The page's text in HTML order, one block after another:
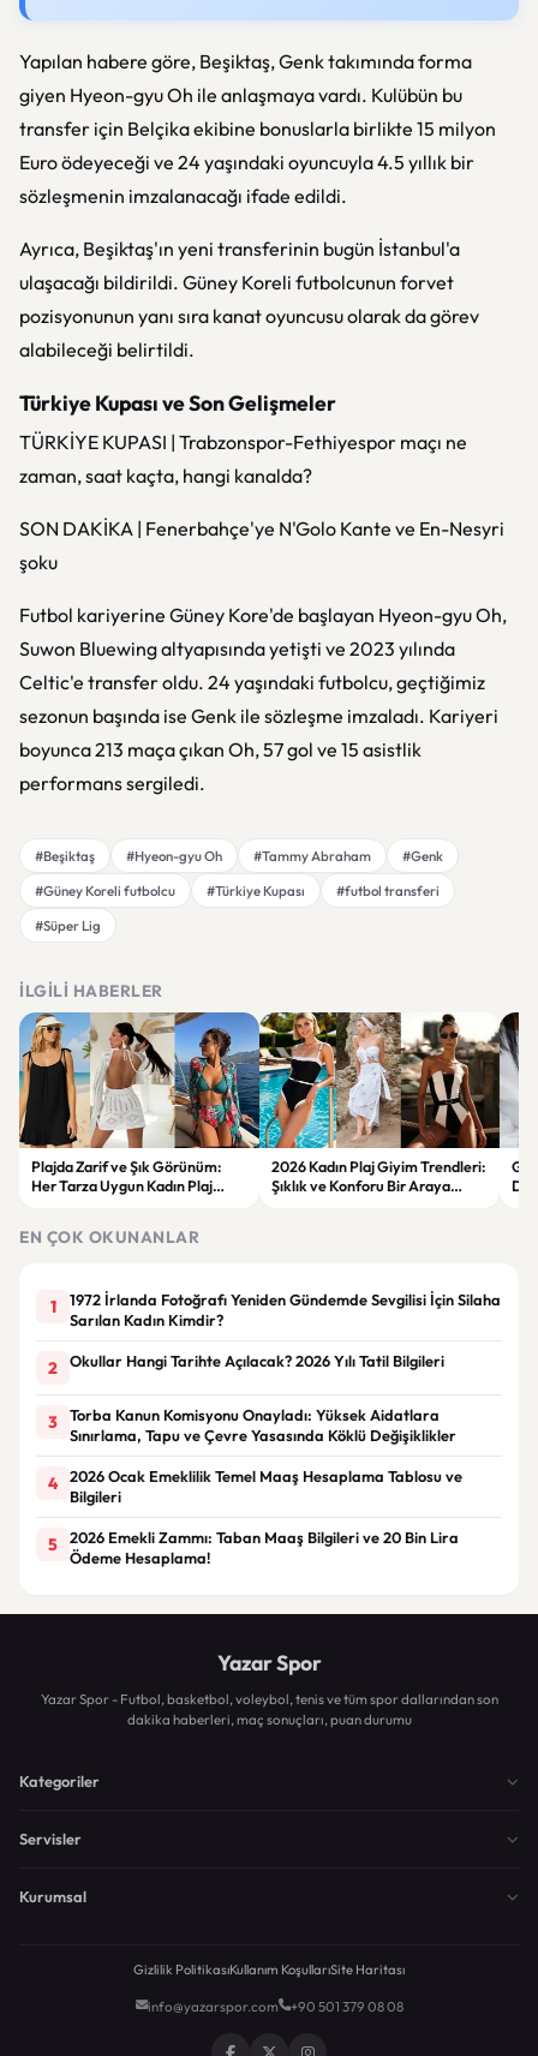
Yapılan habere göre, Beşiktaş, Genk takımında forma
giyen Hyeon-gyu Oh ile anlaşmaya vardı. Kulübün bu
transfer için Belçika ekibine bonuslarla birlikte 15 milyon
Euro ödeyeceği ve 24 yaşındaki oyuncuyla 4.5 yıllık bir
sözleşmenin imzalanacağı ifade edildi.
Ayrıca, Beşiktaş'ın yeni transferinin bugün İstanbul'a
ulaşacağı bildirildi. Güney Koreli futbolcunun forvet
pozisyonunun yanı sıra kanat oyuncusu olarak da görev
alabileceği belirtildi.
Türkiye Kupası ve Son Gelişmeler
TÜRKİYE KUPASI | Trabzonspor-Fethiyespor maçı ne
zaman, saat kaçta, hangi kanalda?
SON DAKİKA | Fenerbahçe'ye N'Golo Kante ve En-Nesyri
şoku
Futbol kariyerine Güney Kore'de başlayan Hyeon-gyu Oh,
Suwon Bluewing altyapısında yetişti ve 2023 yılında
Celtic'e transfer oldu. 24 yaşındaki futbolcu, geçtiğimiz
sezonun başında ise Genk ile sözleşme imzaladı. Kariyeri
boyunca 213 maça çıkan Oh, 57 gol ve 15 asistlik
performans sergiledi.
#Beşiktaş #Hyeon-gyu Oh #Tammy Abraham
#Genk
#Güney Koreli futbolcu
#Türkiye Kupası
#futbol transferi
#Süper Lig
İLGILI HABERLER
Plajda Zarif ve Şık Görünüm:
Her Tarza Uygun Kadın Plaj
2026 Kadın Plaj Giyim Trendleri:
Şıklık ve Konforu Bir Araya
EN ÇOK OKUNANLAR
1
1972 İrlanda Fotoğrafı Yeniden Gündemde Sevgilisi İçin Silaha
Sarılan Kadın Kimdir?
2 Okullar Hangi Tarihte Açılacak? 2026 Yılı Tatil Bilgileri
3
Torba Kanun Komisyonu Onayladı: Yüksek Aidatlara
Sınırlama, Tapu ve Çevre Yasasında Köklü Değişiklikler
4
2026 Ocak Emeklilik Temel Maaş Hesaplama Tablosu ve
Bilgileri
5
2026 Emekli Zammı: Taban Maaş Bilgileri ve 20 Bin Lira
Ödeme Hesaplama!
Yazar Spor
Yazar Spor - Futbol, basketbol, voleybol, tenis ve tüm spor dallarından son
dakika haberleri, maç sonuçları, puan durumu
Kategoriler
Servisler
Kurumsal
Gizlilik PolitikasıKullanım KoşullarıSite Haritası
info@yazarspor.com +90 501 379 08 08